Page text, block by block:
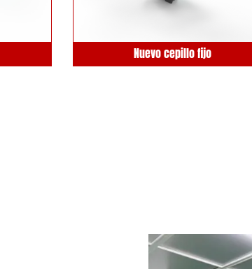
Nuevo cepillo fijo